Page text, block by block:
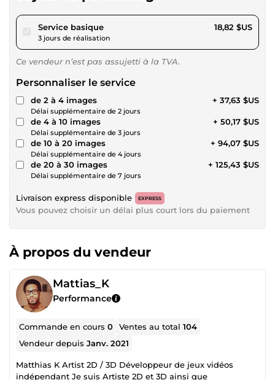
Service basiquepour 17,34 $US
3 jours de réalisation
18,82 $US
Ce vendeur n’est pas assujetti à la TVA.
Personnaliser le service
de 2 à 4 images
Délai supplémentaire de 2 jours
+ 37,63 $US
de 4 à 10 images
Délai supplémentaire de 3 jours
+ 50,17 $US
de 10 à 20 images
Délai supplémentaire de 4 jours
+ 94,07 $US
de 20 à 30 images
Délai supplémentaire de 7 jours
+ 125,43 $US
Livraison express disponible EXPRESS
Vous pouvez choisir un délai plus court lors du paiement
À propos du vendeur
Mattias_K
Performance
Commande en cours0 Ventes au total104
Vendeur depuisJanv. 2021
Matthias K Artist 2D / 3D Développeur de jeux vidéos
indépendant Je suis Artiste 2D et 3D ainsi que